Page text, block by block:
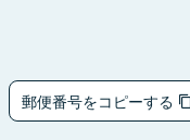
郵便番号をコピーする